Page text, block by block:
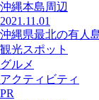
沖縄本島周辺
2021.11.01
沖縄県最北の有人
観光スポット
グルメ
アクティビティ
PR